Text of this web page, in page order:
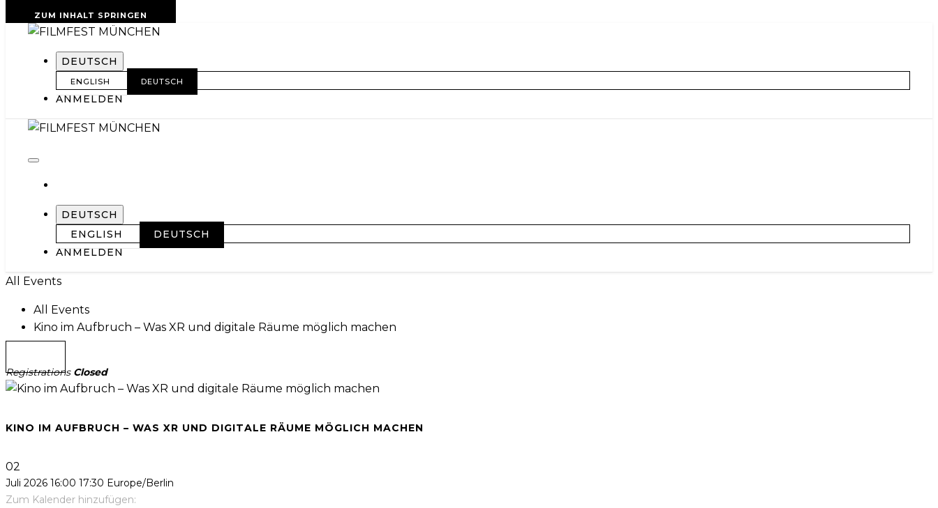
ZUM INHALT SPRINGEN
DEUTSCH
ENGLISH DEUTSCH
ANMELDEN
DEUTSCH
ENGLISH
DEUTSCH
ANMELDEN
All Events
All Events
Kino im Aufbruch – Was XR und digitale Räume möglich machen
Registrations Closed
KINO IM AUFBRUCH – WAS XR UND DIGITALE RÄUME MÖGLICH MACHEN
02
Juli 2026 16:00 17:30 Europe/Berlin
Zum Kalender hinzufügen: